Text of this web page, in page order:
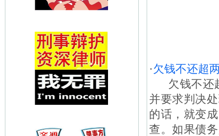
·欠钱不还超
欠钱不还超
并要求判决
的话，就变
查。如果债